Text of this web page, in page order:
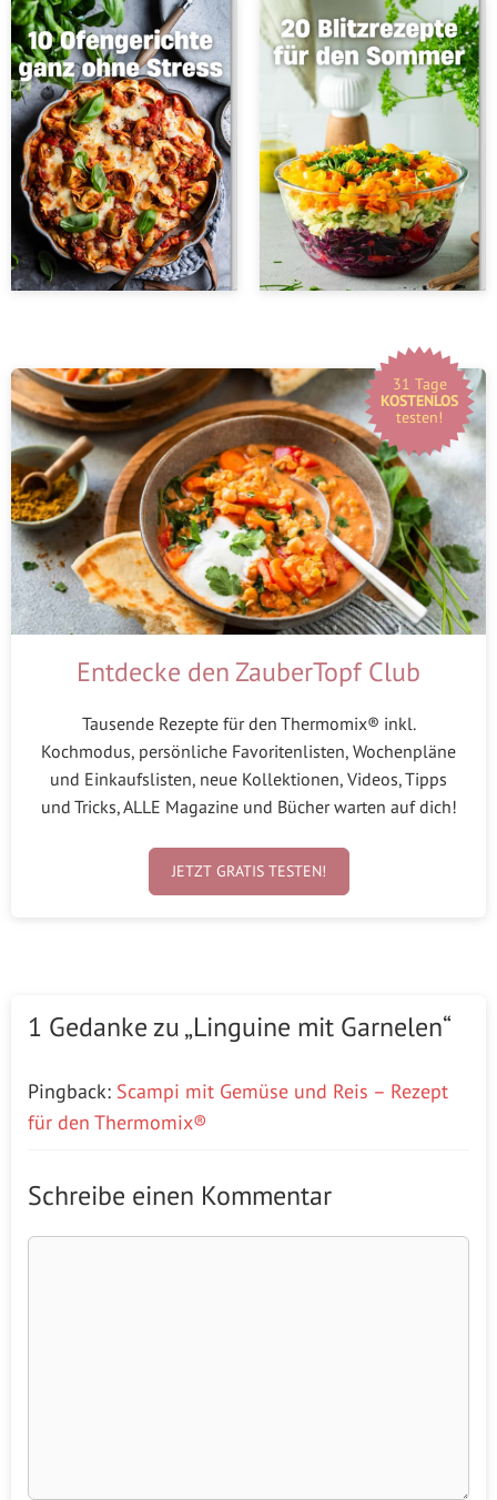
31 Tage
KOSTENLOS
testen!
Entdecke den ZauberTopf Club
Tausende Rezepte für den Thermomix® inkl.
Kochmodus, persönliche Favoritenlisten, Wochenpläne
und Einkaufslisten, neue Kollektionen, Videos, Tipps
und Tricks, ALLE Magazine und Bücher warten auf dich!
JETZT GRATIS TESTEN!
1 Gedanke zu „Linguine mit Garnelen“
Pingback: Scampi mit Gemüse und Reis – Rezept
für den Thermomix®
Schreibe einen Kommentar